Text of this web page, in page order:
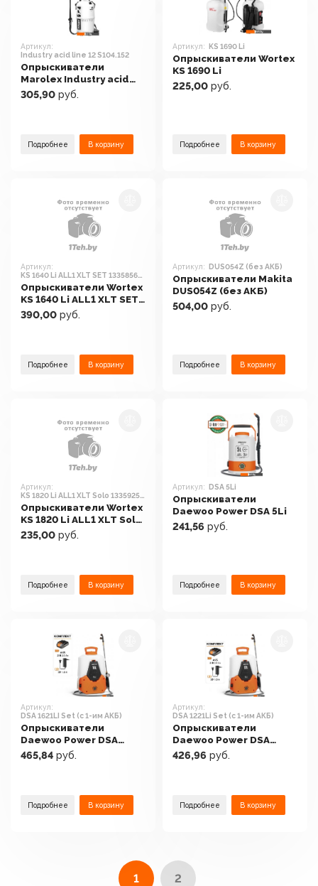
Артикул:
Industry acid line 12 S104.152
Опрыскиватели
Marolex Industry acid
line 12 S104.152
305,90 руб.
Подробнее В корзину
Артикул: KS 1690 Li
Опрыскиватели Wortex
KS 1690 Li
225,00 руб.
Подробнее В корзину
Артикул:
KS 1640 Li ALL1 XLT SET 1335856
(с 1-им АКБ)
Опрыскиватели Wortex
KS 1640 Li ALL1 XLT SET
1335856 (с 1-им АКБ)
390,00 руб.
Подробнее В корзину
Артикул: DUS054Z (без АКБ)
Опрыскиватели Makita
DUS054Z (без АКБ)
504,00 руб.
Подробнее В корзину
Артикул:
KS 1820 Li ALL1 XLT Solo 1335925
(без АКБ)
Опрыскиватели Wortex
KS 1820 Li ALL1 XLT Solo
1335925 (без АКБ)
235,00 руб.
Подробнее В корзину
Артикул: DSA 5Li
Опрыскиватели
Daewoo Power DSA 5Li
241,56 руб.
Подробнее В корзину
Артикул:
DSA 1621LI Set (с 1-им АКБ)
Опрыскиватели
Daewoo Power DSA
1621LI Set (с 1-им АКБ)
465,84 руб.
Подробнее В корзину
Артикул:
DSA 1221Li Set (с 1-им АКБ)
Опрыскиватели
Daewoo Power DSA
1221Li Set (с 1-им АКБ)
426,96 руб.
Подробнее В корзину
1 2